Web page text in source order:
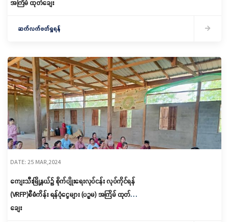
အကြိမ် ထုတ်ချေး
ဆက်လက်ဖတ်ရှုရန်
DATE: 25 MAR,2024
ကျေးသီးမြို့နယ်၌ စိုက်ပျိုးရေးလုပ်ငန်း လုပ်ကိုင်ရန်
(VRFP)စီမံကိန်း ရန်ပုံငွေများ (ပဉ္စမ) အကြိမ် ထုတ်
ချေး